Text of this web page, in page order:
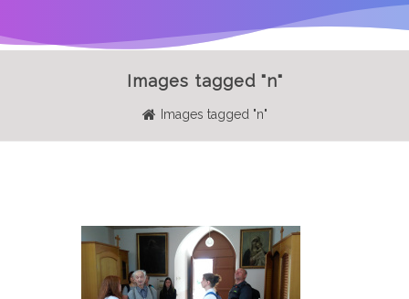
Images tagged "n"
Images tagged "n"